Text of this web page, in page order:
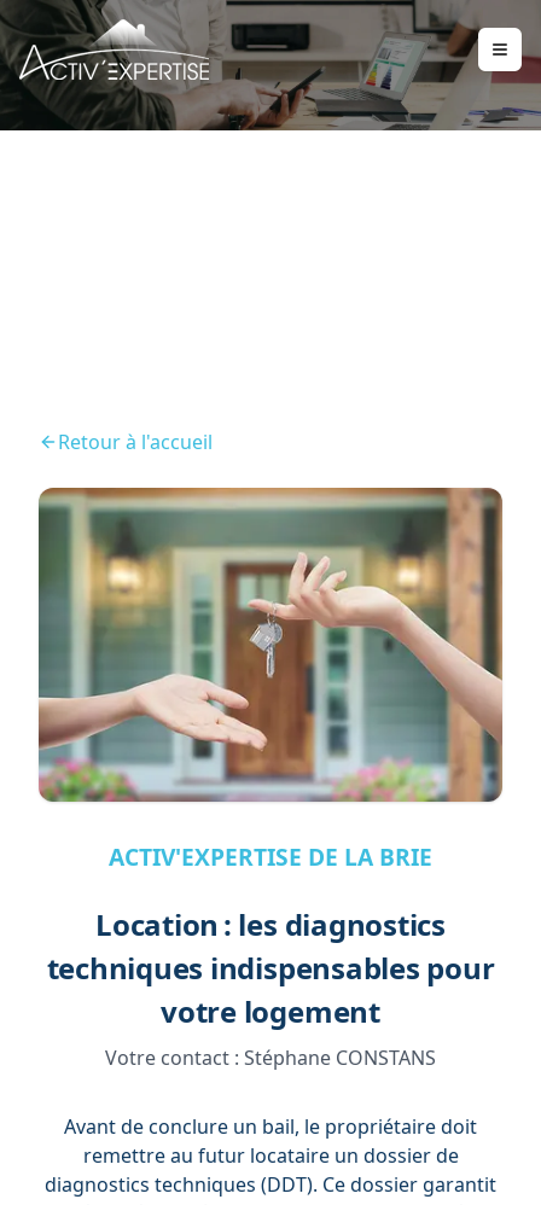
Retour à l'accueil
ACTIV'EXPERTISE DE LA BRIE
Location : les diagnostics
techniques indispensables pour
votre logement
Votre contact : Stéphane CONSTANS
Avant de conclure un bail, le propriétaire doit
remettre au futur locataire un dossier de
diagnostics techniques (DDT). Ce dossier garantit